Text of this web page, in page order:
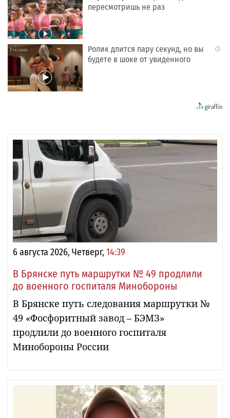
пересмотришь не раз
i
Ролик длится пару секунд, но вы
будете в шоке от увиденного
6 августа 2026, Четверг, 14:39
В Брянске путь маршрутки № 49 продлили
до военного госпиталя Минобороны
В Брянске путь следования маршрутки №
49 «Фосфоритный завод – БЭМЗ»
продлили до военного госпиталя
Минобороны России